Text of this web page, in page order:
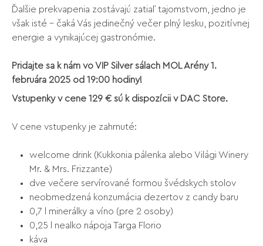
Ďalšie prekvapenia zostávajú zatiaľ tajomstvom, jedno je
však isté – čaká Vás jedinečný večer plný lesku, pozitívnej
energie a vynikajúcej gastronómie.
Pridajte sa k nám vo VIP Silver sálach MOL Arény 1.
februára 2025 od 19:00 hodiny!
Vstupenky v cene 129 € sú k dispozícii v DAC Store.
V cene vstupenky je zahrnuté:
welcome drink (Kukkonia pálenka alebo Világi Winery
Mr. & Mrs. Frizzante)
dve večere servírované formou švédskych stolov
neobmedzená konzumácia dezertov z candy baru
0,7 l minerálky a víno (pre 2 osoby)
0,25 l nealko nápoja Targa Florio
káva